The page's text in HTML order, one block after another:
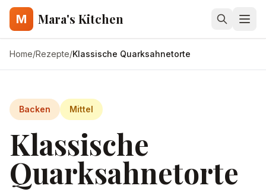
M Mara's Kitchen
Home/Rezepte/Klassische Quarksahnetorte
Backen Mittel
Klassische
Quarksahnetorte